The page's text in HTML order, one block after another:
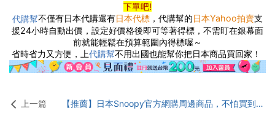
下單吧!
代購幫不僅有日本代購還有日本代標 ，代購幫的日本Yahoo拍賣支
援24小時自動出價，設定好價格後即可等著得標，不需盯在銀幕面
前就能輕鬆在預算範圍內得標喔～
省時省力又方便，上代購幫不用出國也能幫你把日本商品買回家！
上一篇 【推薦】日本Snoopy官方網購周邊商品，不怕買到仿冒品！官方史努比商店日本代購超easy！